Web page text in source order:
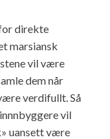
direkte
marsiansk
vil være
dem når
verdifullt. Så
vil
uansett være